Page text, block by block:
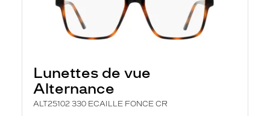
Lunettes de vue
Alternance
ALT25102 330 ECAILLE FONCE CR